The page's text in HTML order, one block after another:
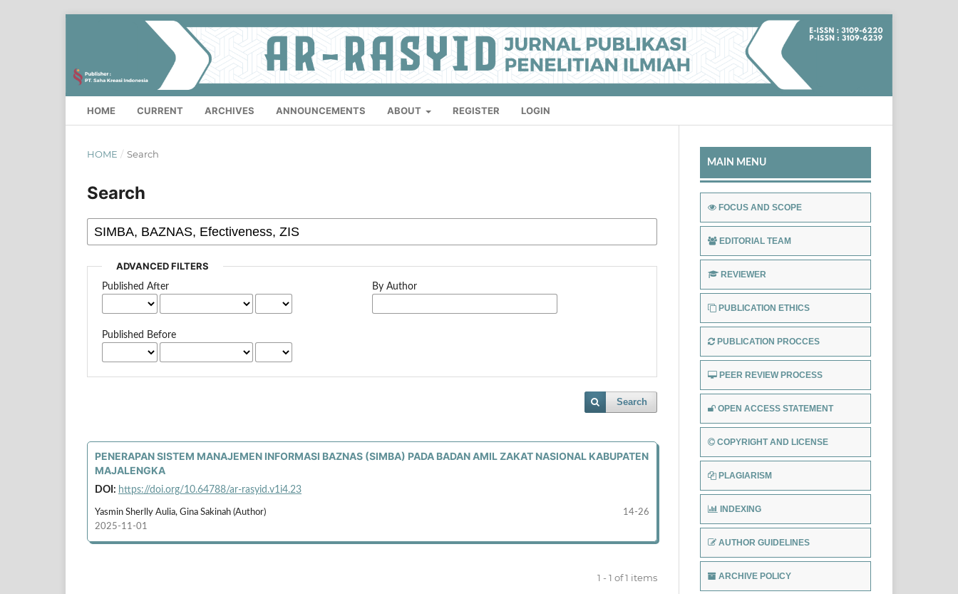
HOME CURRENT ARCHIVES ANNOUNCEMENTS ABOUT REGISTER LOGIN
HOME / Search
Search
ADVANCED FILTERS
Published After
Published Before
By Author
Search
PENERAPAN SISTEM MANAJEMEN INFORMASI BAZNAS (SIMBA) PADA BADAN AMIL ZAKAT NASIONAL KABUPATEN
MAJALENGKA
DOI: https://doi.org/10.64788/ar-rasyid.v1i4.23
Yasmin Sherlly Aulia, Gina Sakinah (Author)
14-26
2025-11-01
1 - 1 of 1 items
MAIN MENU
FOCUS AND SCOPE
EDITORIAL TEAM
REVIEWER
PUBLICATION ETHICS
PUBLICATION PROCCES
PEER REVIEW PROCESS
OPEN ACCESS STATEMENT
COPYRIGHT AND LICENSE
PLAGIARISM
INDEXING
AUTHOR GUIDELINES
ARCHIVE POLICY